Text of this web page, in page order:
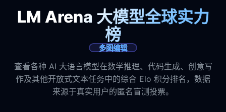
LM Arena 大模型全球实力
榜
多图编辑
查看各种 AI 大语言模型在数学推理、代码生成、创意写
作及其他开放式文本任务中的综合 Elo 积分排名，数据
来源于真实用户的匿名盲测投票。